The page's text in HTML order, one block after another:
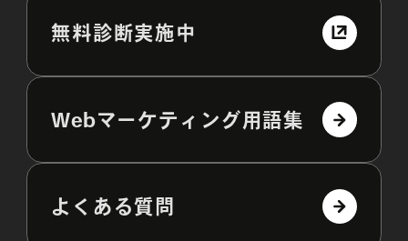
無料診断実施中
Webマーケティング用語集
よくある質問